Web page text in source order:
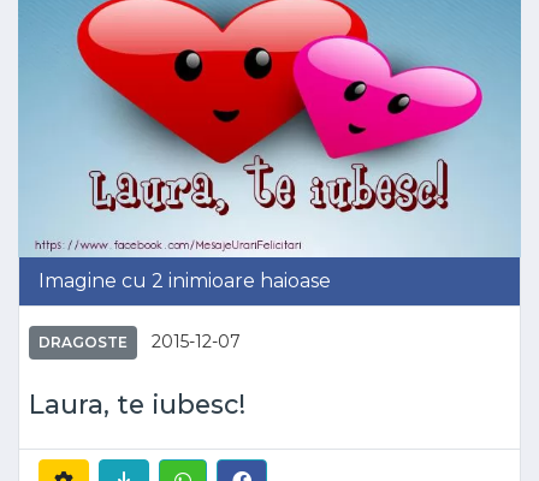
Imagine cu 2 inimioare haioase
DRAGOSTE 2015-12-07
Laura, te iubesc!